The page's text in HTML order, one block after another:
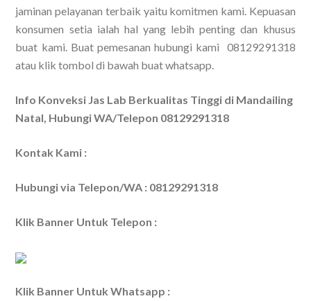
jaminan pelayanan terbaik yaitu komitmen kami. Kepuasan
konsumen setia ialah hal yang lebih penting dan khusus
buat kami. Buat pemesanan hubungi kami 08129291318
atau klik tombol di bawah buat whatsapp.
Info Konveksi Jas Lab Berkualitas Tinggi di Mandailing
Natal, Hubungi WA/Telepon 08129291318
Kontak Kami :
Hubungi via Telepon/WA : 08129291318
Klik Banner Untuk Telepon :
Klik Banner Untuk Whatsapp :